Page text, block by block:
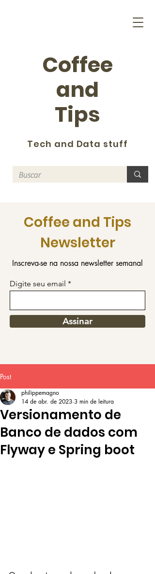
Coffee
and
Tips
Tech and Data stuff
Coffee and Tips
Newsletter
Inscreva-se na nossa newsletter semanal
Digite seu email
Assinar
Post
Versionamento de
Banco de dados com
Flyway e Spring boot
philippemagno
14 de abr. de 2023 3 min de leitura